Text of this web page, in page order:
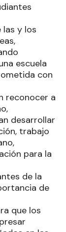
y los
escuela
con
reconocer a
desarrollar
trabajo
para la
de la
de
que los